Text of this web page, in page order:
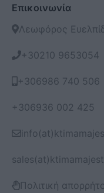
Επικοινωνία
Λεωφόρος
+30210 9653054
+306986 740 506
+306936 002 425
Πολιτική